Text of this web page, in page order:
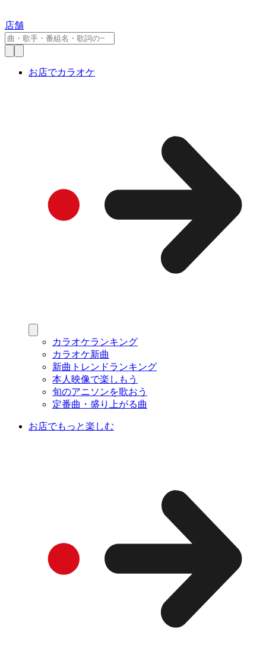
店舗
お店でカラオケ
カラオケランキング
カラオケ新曲
新曲トレンドランキング
本人映像で楽しもう
旬のアニソンを歌おう
定番曲・盛り上がる曲
お店でもっと楽しむ